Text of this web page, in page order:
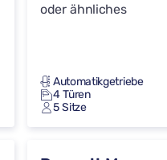
oder ähnliches
Automatikgetriebe
4 Türen
5 Sitze